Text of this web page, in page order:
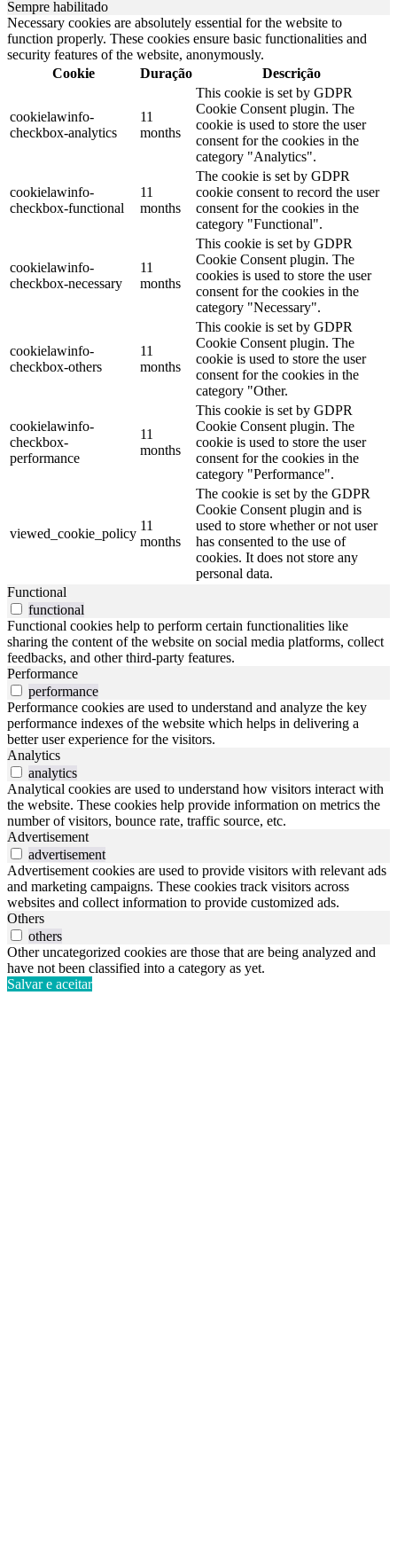
Sempre habilitado
Necessary cookies are absolutely essential for the website to
function properly. These cookies ensure basic functionalities and
security features of the website, anonymously.
Cookie
Duração Descrição
cookielawinfo-
checkbox-analytics
11
months
This cookie is set by GDPR
Cookie Consent plugin. The
cookie is used to store the user
consent for the cookies in the
category "Analytics".
cookielawinfo-
checkbox-functional
11
months
The cookie is set by GDPR
cookie consent to record the user
consent for the cookies in the
category "Functional".
cookielawinfo-
checkbox-necessary
11
months
This cookie is set by GDPR
Cookie Consent plugin. The
cookies is used to store the user
consent for the cookies in the
category "Necessary".
cookielawinfo-
checkbox-others
11
months
This cookie is set by GDPR
Cookie Consent plugin. The
cookie is used to store the user
consent for the cookies in the
category "Other.
cookielawinfo-
checkbox-
performance
11
months
This cookie is set by GDPR
Cookie Consent plugin. The
cookie is used to store the user
consent for the cookies in the
category "Performance".
viewed_cookie_policy
11
months
The cookie is set by the GDPR
Cookie Consent plugin and is
used to store whether or not user
has consented to the use of
cookies. It does not store any
personal data.
Functional
functional
Functional cookies help to perform certain functionalities like
sharing the content of the website on social media platforms, collect
feedbacks, and other third-party features.
Performance
performance
Performance cookies are used to understand and analyze the key
performance indexes of the website which helps in delivering a
better user experience for the visitors.
Analytics
analytics
Analytical cookies are used to understand how visitors interact with
the website. These cookies help provide information on metrics the
number of visitors, bounce rate, traffic source, etc.
Advertisement
advertisement
Advertisement cookies are used to provide visitors with relevant ads
and marketing campaigns. These cookies track visitors across
websites and collect information to provide customized ads.
Others
others
Other uncategorized cookies are those that are being analyzed and
have not been classified into a category as yet.
Salvar e aceitar